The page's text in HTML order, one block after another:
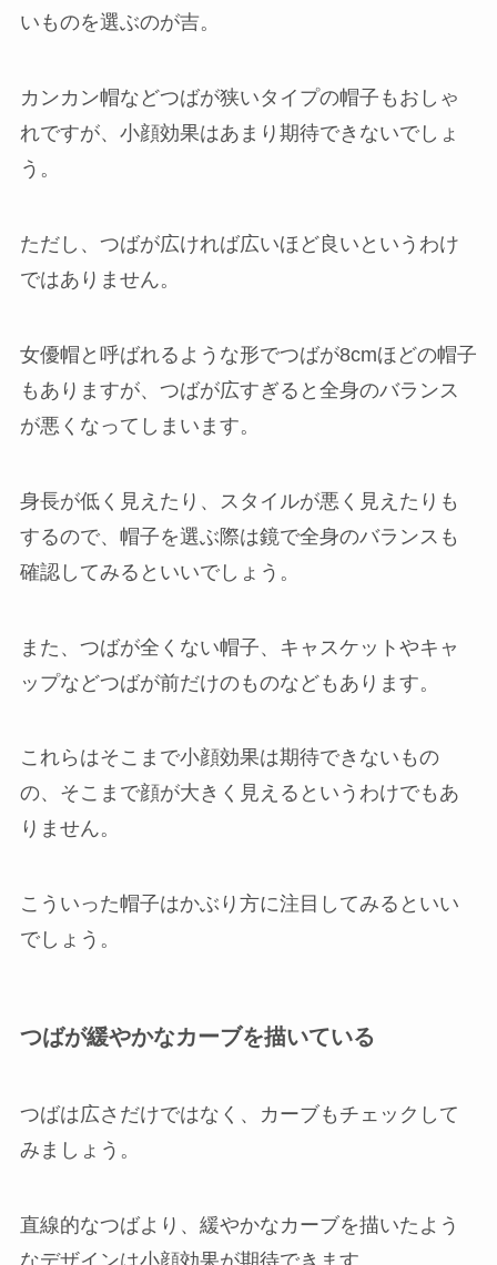
いものを選ぶのが吉。
カンカン帽などつばが狭いタイプの帽子もおしゃ
れですが、小顔効果はあまり期待できないでしょ
う。
ただし、つばが広ければ広いほど良いというわけ
ではありません。
女優帽と呼ばれるような形でつばが8cmほどの帽子
もありますが、つばが広すぎると全身のバランス
が悪くなってしまいます。
身長が低く見えたり、スタイルが悪く見えたりも
するので、帽子を選ぶ際は鏡で全身のバランスも
確認してみるといいでしょう。
また、つばが全くない帽子、キャスケットやキャ
ップなどつばが前だけのものなどもあります。
これらはそこまで小顔効果は期待できないもの
の、そこまで顔が大きく見えるというわけでもあ
りません。
こういった帽子はかぶり方に注目してみるといい
でしょう。
つばが緩やかなカーブを描いている
つばは広さだけではなく、カーブもチェックして
みましょう。
直線的なつばより、緩やかなカーブを描いたよう
なデザインは小顔効果が期待できます。